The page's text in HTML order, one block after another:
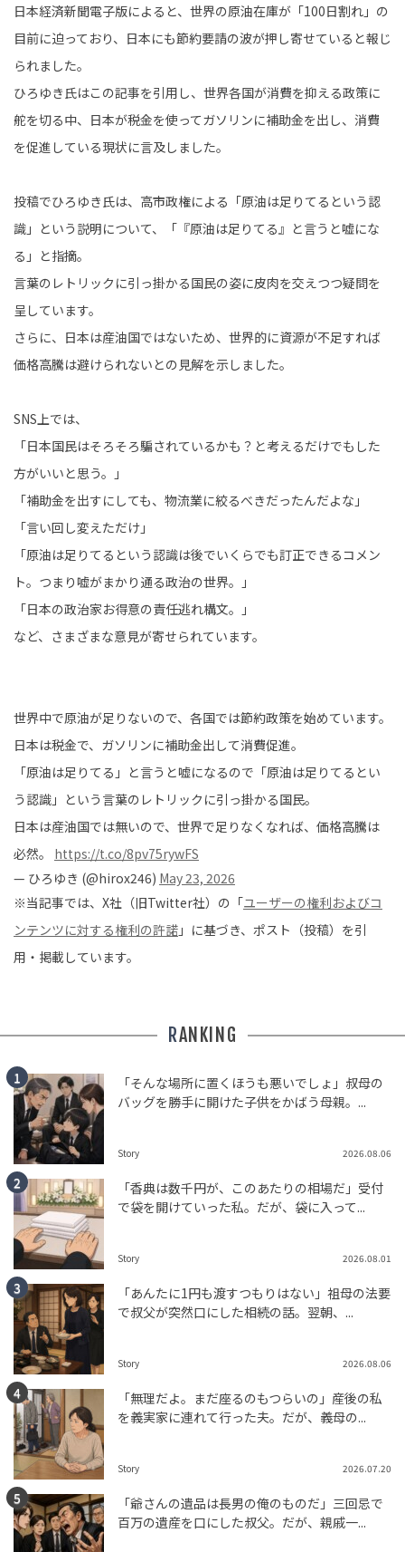
日本経済新聞電子版によると、世界の原油在庫が「100日割れ」の
目前に迫っており、日本にも節約要請の波が押し寄せていると報じ
られました。
ひろゆき氏はこの記事を引用し、世界各国が消費を抑える政策に
舵を切る中、日本が税金を使ってガソリンに補助金を出し、消費
を促進している現状に言及しました。
投稿でひろゆき氏は、高市政権による「原油は足りてるという認
識」という説明について、「『原油は足りてる』と言うと嘘にな
る」と指摘。
言葉のレトリックに引っ掛かる国民の姿に皮肉を交えつつ疑問を
呈しています。
さらに、日本は産油国ではないため、世界的に資源が不足すれば
価格高騰は避けられないとの見解を示しました。
SNS上では、
「日本国民はそろそろ騙されているかも？と考えるだけでもした
方がいいと思う。」
「補助金を出すにしても、物流業に絞るべきだったんだよな」
「言い回し変えただけ」
「原油は足りてるという認識は後でいくらでも訂正できるコメン
ト。つまり嘘がまかり通る政治の世界。」
「日本の政治家お得意の責任逃れ構文。」
など、さまざまな意見が寄せられています。
世界中で原油が足りないので、各国では節約政策を始めています。
日本は税金で、ガソリンに補助金出して消費促進。
「原油は足りてる」と言うと嘘になるので「原油は足りてるとい
う認識」という言葉のレトリックに引っ掛かる国民。
日本は産油国では無いので、世界で足りなくなれば、価格高騰は
必然。 https://t.co/8pv75rywFS
— ひろゆき (@hirox246) May 23, 2026
※当記事では、X社（旧Twitter社）の「ユーザーの権利およびコ
ンテンツに対する権利の許諾 」に基づき、ポスト（投稿）を引
用・掲載しています。
RANKING
「そんな場所に置くほうも悪いでしょ」叔母の
バッグを勝手に開けた子供をかばう母親。...
Story 2026.08.06
「香典は数千円が、このあたりの相場だ」受付
で袋を開けていった私。だが、袋に入って...
Story 2026.08.01
「あんたに1円も渡すつもりはない」祖母の法要
で叔父が突然口にした相続の話。翌朝、...
Story 2026.08.06
「無理だよ。まだ座るのもつらいの」産後の私
を義実家に連れて行った夫。だが、義母の...
Story 2026.07.20
「爺さんの遺品は長男の俺のものだ」三回忌で
百万の遺産を口にした叔父。だが、親戚一...